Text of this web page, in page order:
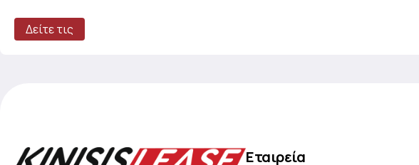
Δείτε τις
Εταιρεία